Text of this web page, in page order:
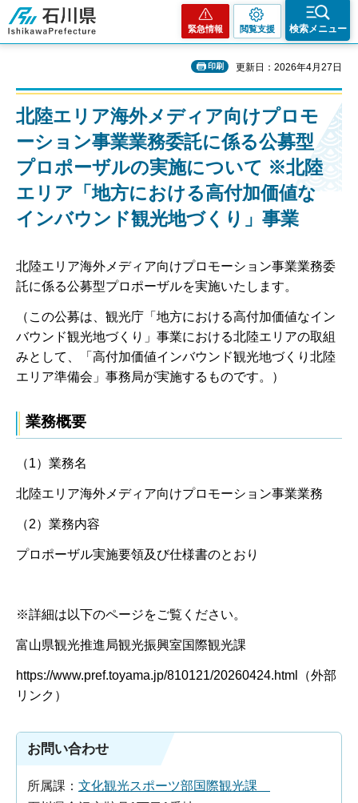
石川県
緊急情報 閲覧支援 検索メニュー
印刷 更新日：2026年4月27日
北陸エリア海外メディア向けプロモ
ーション事業業務委託に係る公募型
プロポーザルの実施について ※北陸
エリア「地方における高付加価値な
インバウンド観光地づくり」事業
北陸エリア海外メディア向けプロモーション事業業務委
託に係る公募型プロポーザルを実施いたします。
（この公募は、観光庁「地方における高付加価値なイン
バウンド観光地づくり」事業における北陸エリアの取組
みとして、「高付加価値インバウンド観光地づくり北陸
エリア準備会」事務局が実施するものです。）
業務概要
（1）業務名
北陸エリア海外メディア向けプロモーション事業業務
（2）業務内容
プロポーザル実施要領及び仕様書のとおり
※詳細は以下のページをご覧ください。
富山県観光推進局観光振興室国際観光課
https://www.pref.toyama.jp/810121/20260424.html（外部
リンク）
お問い合わせ
所属課： 文化観光スポーツ部国際観光課